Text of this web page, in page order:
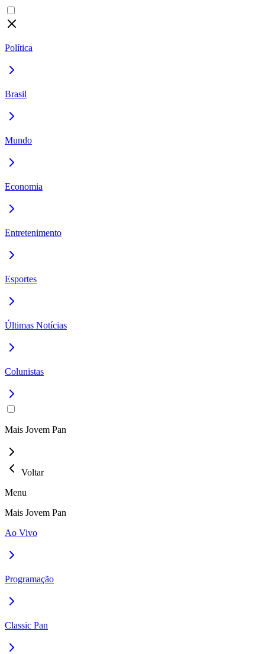
Política
Brasil
Mundo
Economia
Entretenimento
Esportes
Últimas Notícias
Colunistas
Mais Jovem Pan
Voltar
Menu
Mais Jovem Pan
Ao Vivo
Programação
Classic Pan